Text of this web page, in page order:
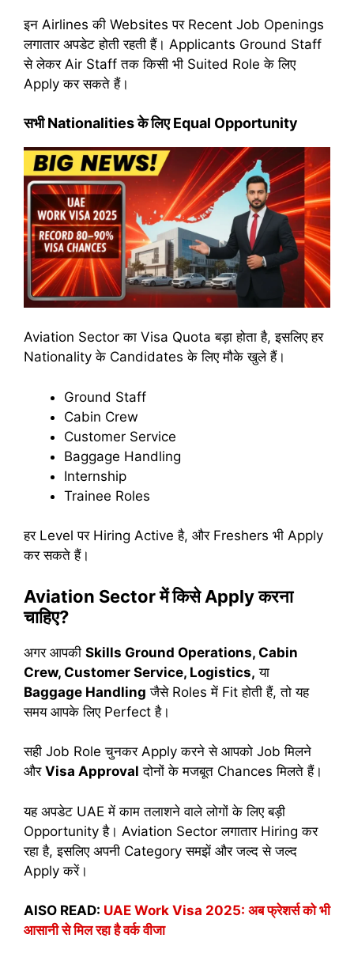
इन Airlines की Websites पर Recent Job Openings
लगातार अपडेट होती रहती हैं। Applicants Ground Staff
से लेकर Air Staff तक किसी भी Suited Role के लिए
Apply कर सकते हैं।
सभी Nationalities के लिए Equal Opportunity
Aviation Sector का Visa Quota बड़ा होता है, इसलिए हर
Nationality के Candidates के लिए मौके खुले हैं।
Ground Staff
Cabin Crew
Customer Service
Baggage Handling
Internship
Trainee Roles
हर Level पर Hiring Active है, और Freshers भी Apply
कर सकते हैं।
Aviation Sector में किसे Apply करना
चाहिए?
अगर आपकी Skills Ground Operations, Cabin
Crew, Customer Service, Logistics, या
Baggage Handling जैसे Roles में Fit होती हैं, तो यह
समय आपके लिए Perfect है।
सही Job Role चुनकर Apply करने से आपको Job मिलने
और Visa Approval दोनों के मजबूत Chances मिलते हैं।
यह अपडेट UAE में काम तलाशने वाले लोगों के लिए बड़ी
Opportunity है। Aviation Sector लगातार Hiring कर
रहा है, इसलिए अपनी Category समझें और जल्द से जल्द
Apply करें।
AlSO READ: UAE Work Visa 2025: अब फ्रेशर्स को भी
आसानी से मिल रहा है वर्क वीजा